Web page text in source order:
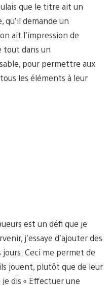
que le titre ait un
demande un
ait l’impression de
tout dans un
pour permettre aux
les éléments à leur
est un défi que je
j’essaye d’ajouter des
Ceci me permet de
jouent, plutôt que de leur
dis « Effectuer une